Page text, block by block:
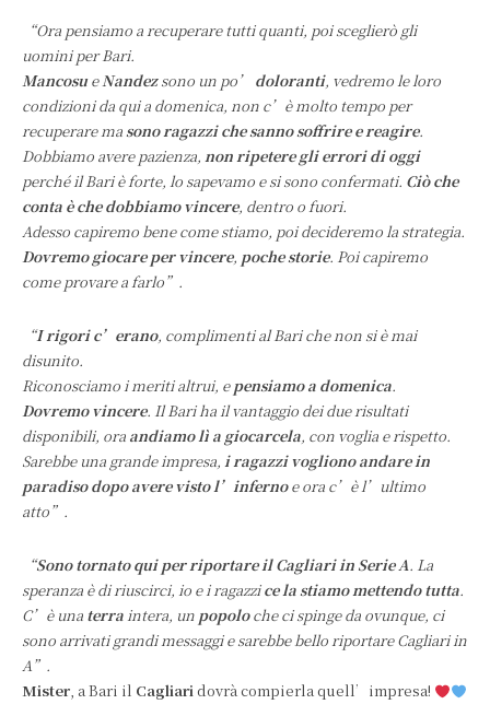
“Ora pensiamo a recuperare tutti quanti, poi sceglierò gli
uomini per Bari.
MancosueNandezsono un po’ doloranti, vedremo le loro
condizioni da qui a domenica, non c’è molto tempo per
recuperare masono ragazzi che sanno soffrire e reagire.
Dobbiamo avere pazienza, non ripetere gli errori di oggi
perché il Bari è forte, lo sapevamo e si sono confermati. Ciò che
conta è che dobbiamo vincere, dentro o fuori.
Adesso capiremo bene come stiamo, poi decideremo la strategia.
Dovremo giocare per vincere, poche storie. Poi capiremo
come provare a farlo”.
“I rigori c’erano, complimenti al Bari che non si è mai
disunito.
Riconosciamo i meriti altrui, epensiamo a domenica.
Dovremo vincere. Il Bari ha il vantaggio dei due risultati
disponibili, ora andiamo lì a giocarcela, con voglia e rispetto.
Sarebbe una grande impresa, i ragazzi vogliono andare in
paradiso dopo avere visto l’infernoe ora c’è l’ultimo
atto”.
“Sono tornato qui per riportare il Cagliari in Serie A. La
speranza è di riuscirci, io e i ragazzice la stiamo mettendo tutta.
C’è una terraintera, un popoloche ci spinge da ovunque, ci
sono arrivati grandi messaggi e sarebbe bello riportare Cagliari in
A”.
Mister, a Bari il Cagliaridovrà compierla quell’impresa!